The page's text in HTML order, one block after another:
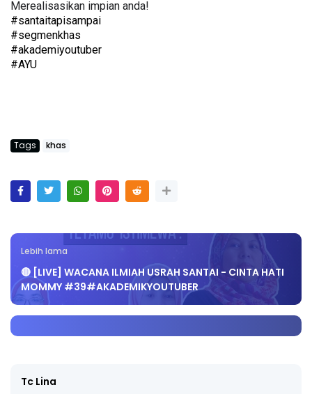
#santaitapisampai
#segmenkhas
#akademiyoutuber
#AYU
Tags khas
Lebih lama
🔴 [LIVE] WACANA ILMIAH USRAH SANTAI - CINTA HATI
MOMMY #39#AKADEMIKYOUTUBER
Tc Lina